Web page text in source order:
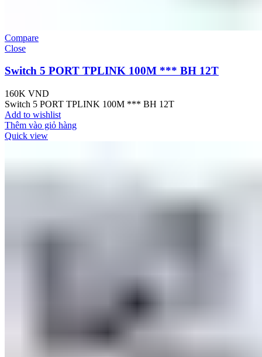
Compare
Close
Switch 5 PORT TPLINK 100M *** BH 12T
160K VND
Switch 5 PORT TPLINK 100M *** BH 12T
Add to wishlist
Thêm vào giỏ hàng
Quick view